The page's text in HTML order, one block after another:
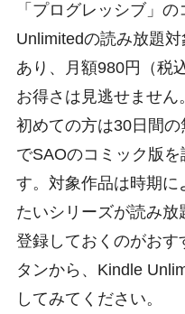
「プログレッシブ」
Unlimitedの読み放題
あり、月額980円（税
お得さは見逃せません。
初めての方は30日間
でSAOのコミック版
す。対象作品は時期
たいシリーズが読み
登録しておくのがお
タンから、Kindle
してみてください。